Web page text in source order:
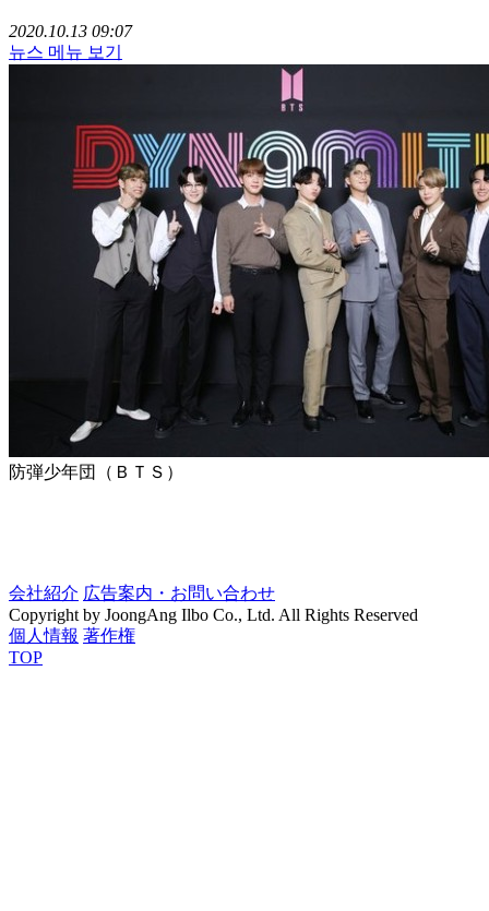
2020.10.13 09:07
뉴스 메뉴 보기
防弾少年団（ＢＴＳ）
会社紹介 広告案内・お問い合わせ
Copyright by JoongAng Ilbo Co., Ltd. All Rights Reserved
個人情報 著作権
TOP